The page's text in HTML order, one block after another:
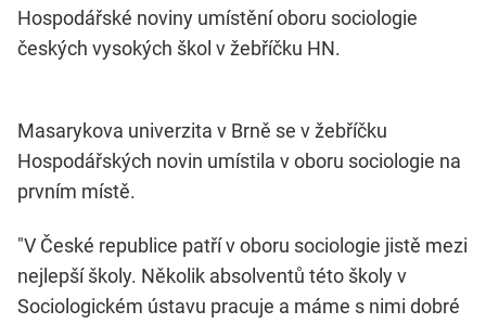
Hospodářské noviny umístění oboru sociologie
českých vysokých škol v žebříčku HN.
Masarykova univerzita v Brně se v žebříčku
Hospodářských novin umístila v oboru sociologie na
prvním místě.
"V České republice patří v oboru sociologie jistě mezi
nejlepší školy. Několik absolventů této školy v
Sociologickém ústavu pracuje a máme s nimi dobré